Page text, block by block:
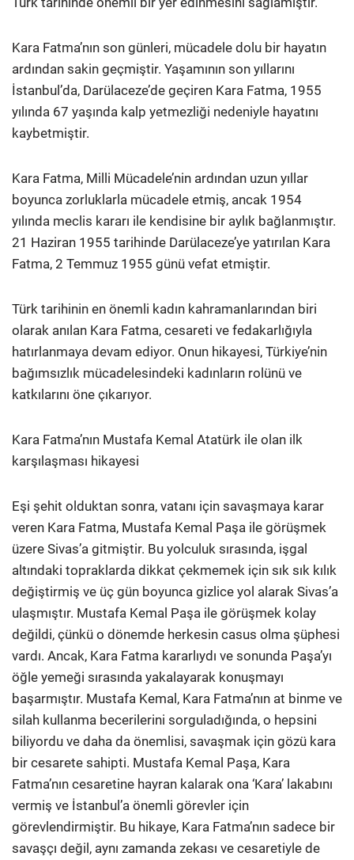
Kara Fatma’nın son günleri, mücadele dolu bir hayatın
ardından sakin geçmiştir. Yaşamının son yıllarını
İstanbul’da, Darülaceze’de geçiren Kara Fatma, 1955
yılında 67 yaşında kalp yetmezliği nedeniyle hayatını
kaybetmiştir.
Kara Fatma, Milli Mücadele’nin ardından uzun yıllar
boyunca zorluklarla mücadele etmiş, ancak 1954
yılında meclis kararı ile kendisine bir aylık bağlanmıştır.
21 Haziran 1955 tarihinde Darülaceze’ye yatırılan Kara
Fatma, 2 Temmuz 1955 günü vefat etmiştir.
Türk tarihinin en önemli kadın kahramanlarından biri
olarak anılan Kara Fatma, cesareti ve fedakarlığıyla
hatırlanmaya devam ediyor. Onun hikayesi, Türkiye’nin
bağımsızlık mücadelesindeki kadınların rolünü ve
katkılarını öne çıkarıyor.
Kara Fatma’nın Mustafa Kemal Atatürk ile olan ilk
karşılaşması hikayesi
Eşi şehit olduktan sonra, vatanı için savaşmaya karar
veren Kara Fatma, Mustafa Kemal Paşa ile görüşmek
üzere Sivas’a gitmiştir. Bu yolculuk sırasında, işgal
altındaki topraklarda dikkat çekmemek için sık sık kılık
değiştirmiş ve üç gün boyunca gizlice yol alarak Sivas’a
ulaşmıştır. Mustafa Kemal Paşa ile görüşmek kolay
değildi, çünkü o dönemde herkesin casus olma şüphesi
vardı. Ancak, Kara Fatma kararlıydı ve sonunda Paşa’yı
öğle yemeği sırasında yakalayarak konuşmayı
başarmıştır. Mustafa Kemal, Kara Fatma’nın at binme ve
silah kullanma becerilerini sorguladığında, o hepsini
biliyordu ve daha da önemlisi, savaşmak için gözü kara
bir cesarete sahipti. Mustafa Kemal Paşa, Kara
Fatma’nın cesaretine hayran kalarak ona ‘Kara’ lakabını
vermiş ve İstanbul’a önemli görevler için
görevlendirmiştir. Bu hikaye, Kara Fatma’nın sadece bir
savaşçı değil, aynı zamanda zekası ve cesaretiyle de